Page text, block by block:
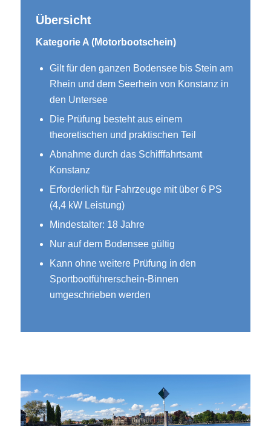
Übersicht
Kategorie A (Motorbootschein)
Gilt für den ganzen Bodensee bis Stein am
Rhein und dem Seerhein von Konstanz in
den Untersee
Die Prüfung besteht aus einem
theoretischen und praktischen Teil
Abnahme durch das Schifffahrtsamt
Konstanz
Erforderlich für Fahrzeuge mit über 6 PS
(4,4 kW Leistung)
Mindestalter: 18 Jahre
Nur auf dem Bodensee gültig
Kann ohne weitere Prüfung in den
Sportbootführerschein-Binnen
umgeschrieben werden